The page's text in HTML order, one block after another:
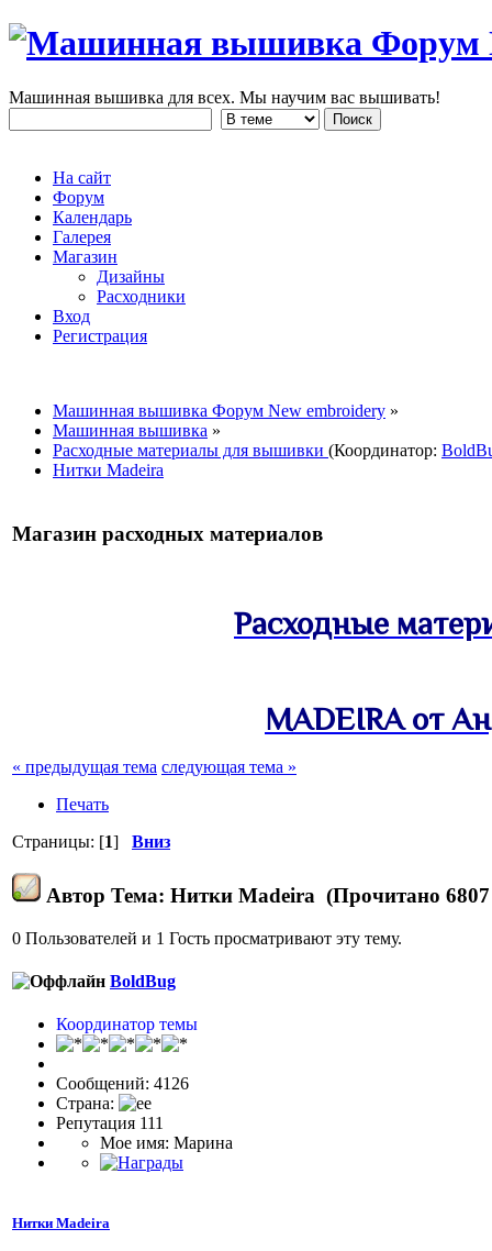
Машинная вышивка для всех. Мы научим вас вышивать!
На сайт
Форум
Календарь
Галерея
Магазин
Дизайны
Расходники
Вход
Регистрация
Машинная вышивка Форум New embroidery »
Машинная вышивка »
Расходные материалы для вышивки (Координатор:
Нитки Madeira
Магазин расходных материалов
Расходные
MADEIRA от
« предыдущая тема следующая тема »
Печать
Страницы: [1] Вниз
Автор Тема: Нитки Madeira (Прочитано 6807
0 Пользователей и 1 Гость просматривают эту тему.
BoldBug
Координатор темы
Сообщений: 4126
Страна:
Репутация 111
Мое имя: Марина
Нитки Madeira